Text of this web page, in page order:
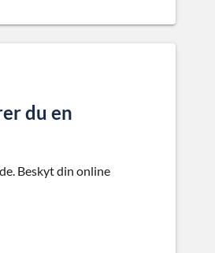
du en
Beskyt din online